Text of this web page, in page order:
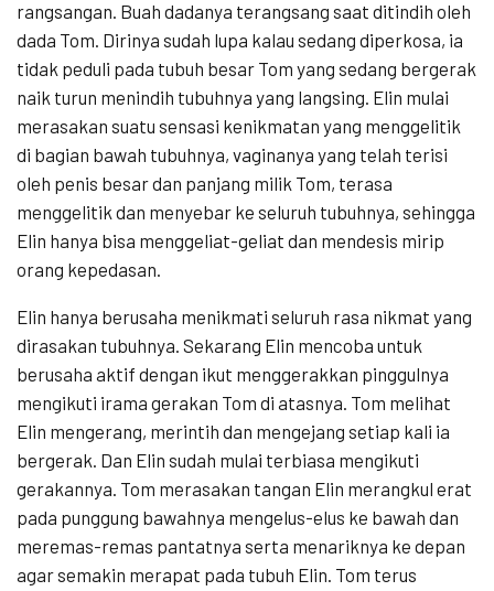
rangsangan. Buah dadanya terangsang saat ditindih oleh
dada Tom. Dirinya sudah lupa kalau sedang diperkosa, ia
tidak peduli pada tubuh besar Tom yang sedang bergerak
naik turun menindih tubuhnya yang langsing. Elin mulai
merasakan suatu sensasi kenikmatan yang menggelitik
di bagian bawah tubuhnya, vaginanya yang telah terisi
oleh penis besar dan panjang milik Tom, terasa
menggelitik dan menyebar ke seluruh tubuhnya, sehingga
Elin hanya bisa menggeliat-geliat dan mendesis mirip
orang kepedasan.
Elin hanya berusaha menikmati seluruh rasa nikmat yang
dirasakan tubuhnya. Sekarang Elin mencoba untuk
berusaha aktif dengan ikut menggerakkan pinggulnya
mengikuti irama gerakan Tom di atasnya. Tom melihat
Elin mengerang, merintih dan mengejang setiap kali ia
bergerak. Dan Elin sudah mulai terbiasa mengikuti
gerakannya. Tom merasakan tangan Elin merangkul erat
pada punggung bawahnya mengelus-elus ke bawah dan
meremas-remas pantatnya serta menariknya ke depan
agar semakin merapat pada tubuh Elin. Tom terus